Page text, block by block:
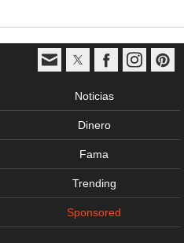
Noticias
Dinero
Fama
Trending
Sponsored